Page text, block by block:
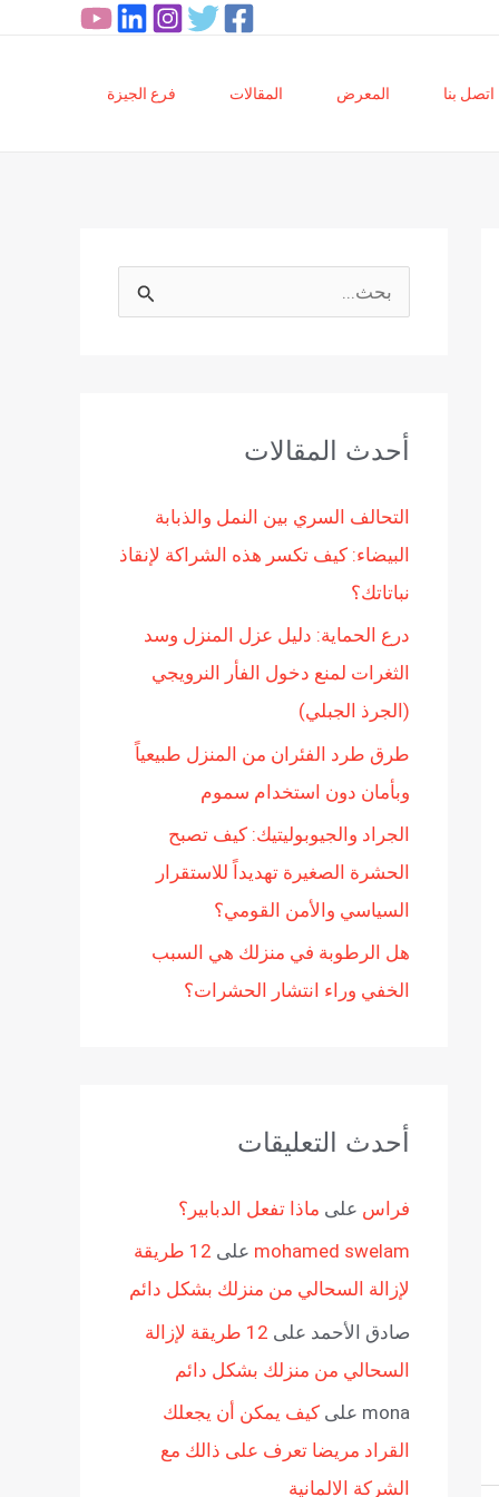
اتصل بنا المعرض المقالات فرع الجيزة
ث
ن
:
أحدث المقالات
التحالف السري بين النمل والذبابة
البيضاء: كيف تكسر هذه الشراكة لإنقاذ
نباتاتك؟
درع الحماية: دليل عزل المنزل وسد
الثغرات لمنع دخول الفأر النرويجي
(الجرذ الجبلي)
طرق طرد الفئران من المنزل طبيعياً
وبأمان دون استخدام سموم
الجراد والجيوبوليتيك: كيف تصبح
الحشرة الصغيرة تهديداً للاستقرار
السياسي والأمن القومي؟
هل الرطوبة في منزلك هي السبب
الخفي وراء انتشار الحشرات؟
أحدث التعليقات
فراس على ماذا تفعل الدبابير؟
mohamed swelam على
12 طريقة
لإزالة السحالي من منزلك بشكل دائم
صادق الأحمد على
12 طريقة لإزالة
السحالي من منزلك بشكل دائم
mona على كيف يمكن أن يجعلك
القراد مريضا تعرف على ذالك مع
الشركة الالمانية